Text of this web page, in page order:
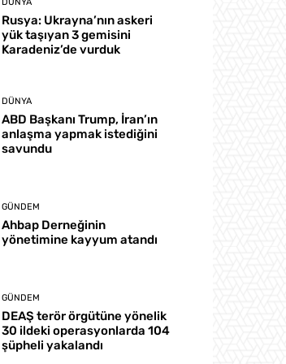
DÜNYA
Rusya: Ukrayna’nın askeri
yük taşıyan 3 gemisini
Karadeniz’de vurduk
DÜNYA
ABD Başkanı Trump, İran’ın
anlaşma yapmak istediğini
savundu
GÜNDEM
Ahbap Derneğinin
yönetimine kayyum atandı
GÜNDEM
DEAŞ terör örgütüne yönelik
30 ildeki operasyonlarda 104
şüpheli yakalandı